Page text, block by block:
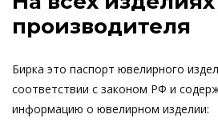
производителя
Бирка это паспорт ювелирного
соответствии с законом РФ и
информацию о ювелирном изделии: